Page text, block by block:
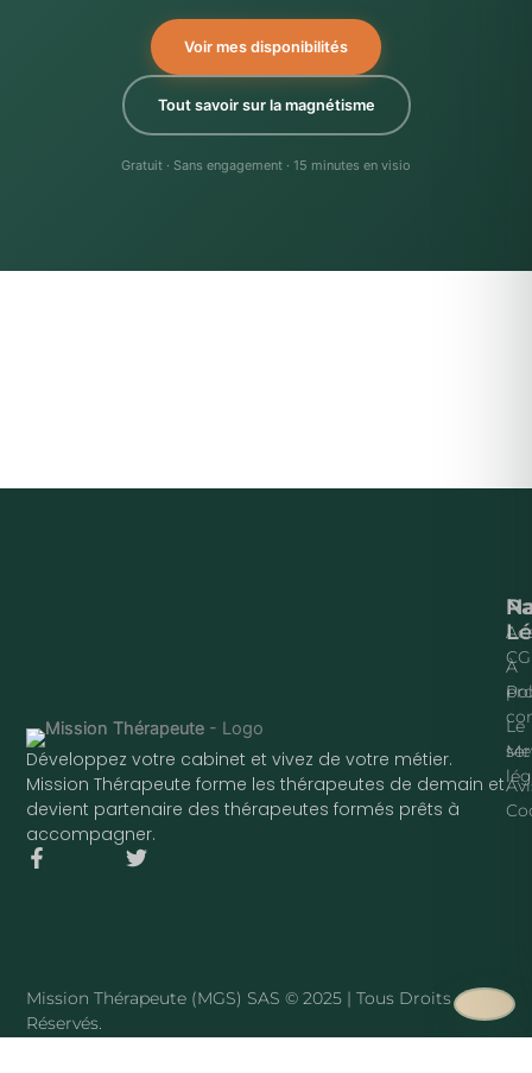
Voir mes disponibilités
Tout savoir sur la magnétisme
Gratuit · Sans engagement · 15 minutes en visio
Développez votre cabinet et vivez de votre métier.
Mission Thérapeute forme les thérapeutes de demain et
devient partenaire des thérapeutes formés prêts à
accompagner.
F
k
-
T
À
Le
Mission Thérapeute (MGS) SAS © 2025 | Tous Droits
Réservés.